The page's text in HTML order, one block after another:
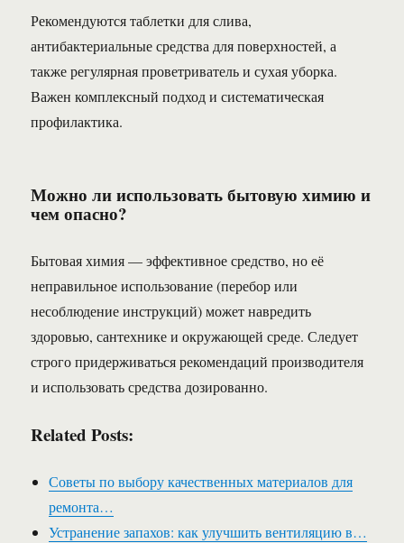
Рекомендуются таблетки для слива,
антибактериальные средства для поверхностей, а
также регулярная проветриватель и сухая уборка.
Важен комплексный подход и систематическая
профилактика.
Можно ли использовать бытовую химию и
чем опасно?
Бытовая химия — эффективное средство, но её
неправильное использование (перебор или
несоблюдение инструкций) может навредить
здоровью, сантехнике и окружающей среде. Следует
строго придерживаться рекомендаций производителя
и использовать средства дозированно.
Related Posts:
Советы по выбору качественных материалов для
ремонта…
Устранение запахов: как улучшить вентиляцию в…